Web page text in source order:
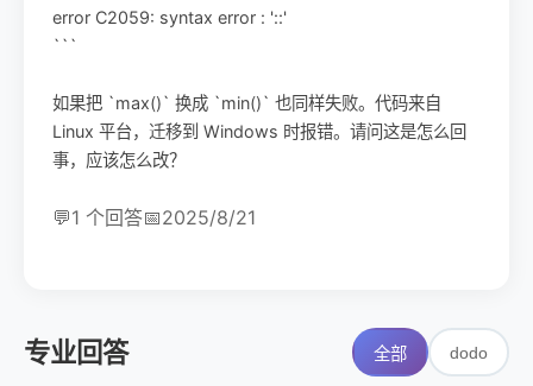
error C2059: syntax error : '::'
```
如果把 `max()` 换成 `min()` 也同样失败。代码来自
Linux 平台，迁移到 Windows 时报错。请问这是怎么回
事，应该怎么改？
💬1 个回答📅2025/8/21
专业回答 全部 dodo